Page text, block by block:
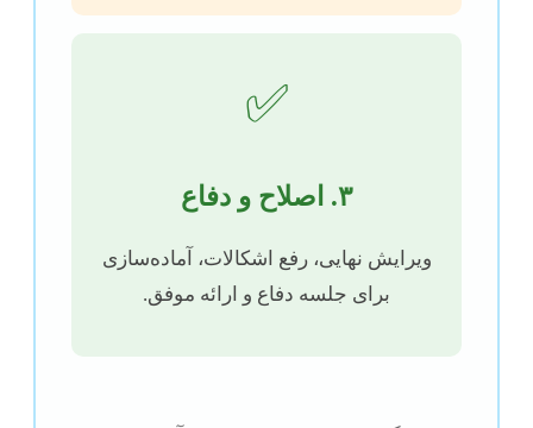
✅
۳. اصلاح و دفاع
ویرایش نهایی، رفع اشکالات، آماده‌سازی
برای جلسه دفاع و ارائه موفق.